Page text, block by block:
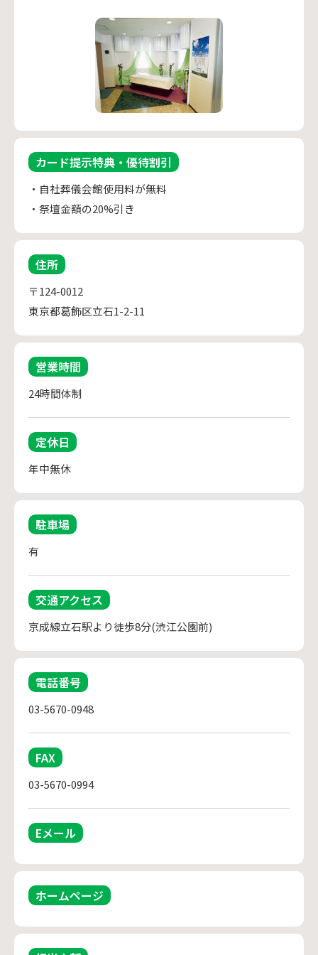
カード提示特典・優待割引
・自社葬儀会館使用料が無料
・祭壇金額の20%引き
住所
〒124-0012
東京都葛飾区立石1-2-11
営業時間
24時間体制
定休日
年中無休
駐車場
有
交通アクセス
京成線立石駅より徒歩8分(渋江公園前)
電話番号
03-5670-0948
FAX
03-5670-0994
Eメール
ホームページ